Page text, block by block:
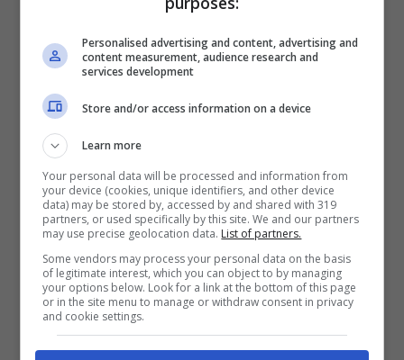
sindaco di Bergamo
continua e procede a gonfie vele. Cristina
e Giorgio hanno dato alla luce anche tre
figli,Benedetta, Alessandro
Intanto
piccolo tuffo nel passato, per ricordare e
salutare l’amico stilista, con un post
vintage che ha fatto sicuramente scendere
una lacrima al suo compagno di avventure.
Personalised advertising and content, advertising and
content measurement, audience research and
services development
Store and/or access information on a device
Learn more
Your personal data will be processed and information from
your device (cookies, unique identifiers, and other device
data) may be stored by, accessed by and shared with 319
partners, or used specifically by this site. We and our partners
may use precise geolocation data. List of partners.
Some vendors may process your personal data on the basis
of legitimate interest, which you can object to by managing
your options below. Look for a link at the bottom of this page
or in the site menu to manage or withdraw consent in privacy
and cookie settings.